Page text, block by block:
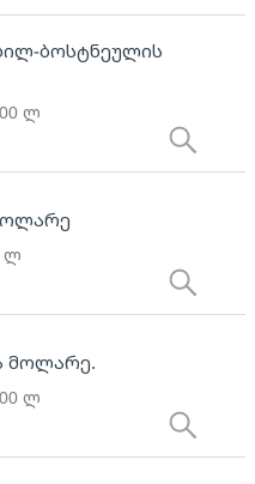
ბოსტნეულის
ლ
ლ
მოლარე.
ლ